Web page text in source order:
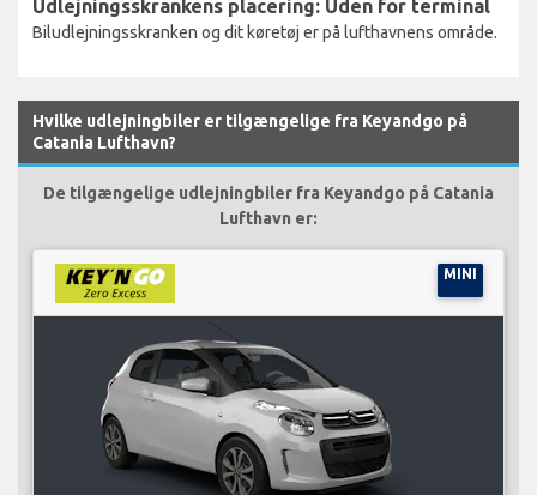
Udlejningsskrankens placering: Uden for terminal
Biludlejningsskranken og dit køretøj er på lufthavnens område.
Hvilke udlejningbiler er tilgængelige fra Keyandgo på
Catania Lufthavn?
De tilgængelige udlejningbiler fra Keyandgo på Catania
Lufthavn er:
MINI